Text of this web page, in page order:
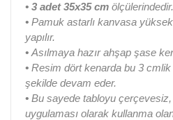
• 3 adet 35x35 cm ölçülerindedir.
• Pamuk astarlı kanvasa
yapılır.
• Asılmaya hazır ahşap şase
• Resim dört kenarda bu 3 cmlik
şekilde devam eder.
• Bu sayede tabloyu
uygulaması olarak kullanma